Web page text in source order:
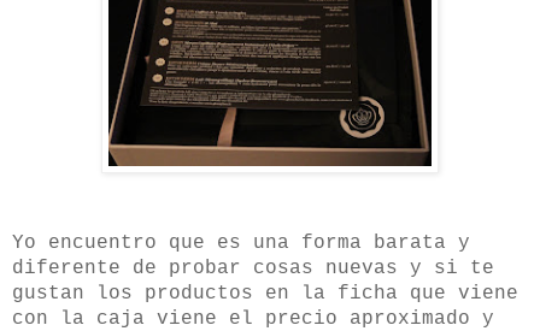
Yo encuentro que es una forma barata y
diferente de probar cosas nuevas y si te
gustan los productos en la ficha que viene
con la caja viene el precio aproximado y